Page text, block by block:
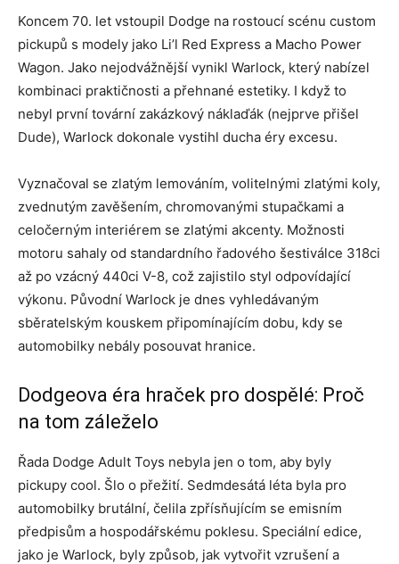
Koncem 70. let vstoupil Dodge na rostoucí scénu custom
pickupů s modely jako Li’l Red Express a Macho Power
Wagon. Jako nejodvážnější vynikl Warlock, který nabízel
kombinaci praktičnosti a přehnané estetiky. I když to
nebyl první tovární zakázkový náklaďák (nejprve přišel
Dude), Warlock dokonale vystihl ducha éry excesu.
Vyznačoval se zlatým lemováním, volitelnými zlatými koly,
zvednutým zavěšením, chromovanými stupačkami a
celočerným interiérem se zlatými akcenty. Možnosti
motoru sahaly od standardního řadového šestiválce 318ci
až po vzácný 440ci V-8, což zajistilo styl odpovídající
výkonu. Původní Warlock je dnes vyhledávaným
sběratelským kouskem připomínajícím dobu, kdy se
automobilky nebály posouvat hranice.
Dodgeova éra hraček pro dospělé: Proč
na tom záleželo
Řada Dodge Adult Toys nebyla jen o tom, aby byly
pickupy cool. Šlo o přežití. Sedmdesátá léta byla pro
automobilky brutální, čelila zpřísňujícím se emisním
předpisům a hospodářskému poklesu. Speciální edice,
jako je Warlock, byly způsob, jak vytvořit vzrušení a